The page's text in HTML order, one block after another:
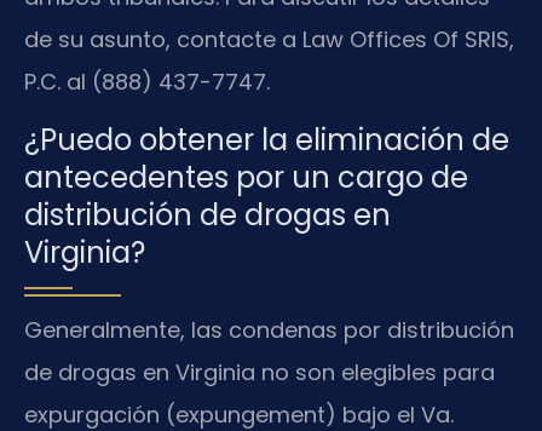
de su asunto, contacte a Law Offices Of SRIS,
P.C. al (888) 437-7747.
¿Puedo obtener la eliminación de
antecedentes por un cargo de
distribución de drogas en
Virginia?
Generalmente, las condenas por distribución
de drogas en Virginia no son elegibles para
expurgación (expungement) bajo el Va.